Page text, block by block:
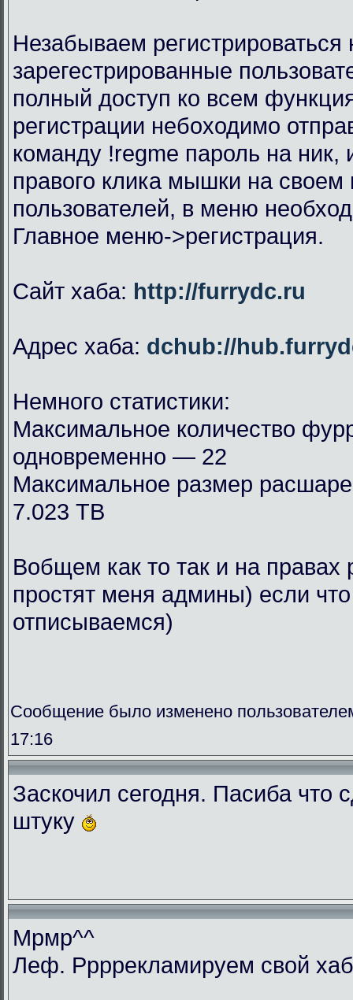
Незабываем регистрироваться
зарегестрированные
полный доступ ко всем
регистрации небоходимо
команду !regme пароль на
правого клика мышки на своем
пользователей, в меню
Главное меню->регистрация.
Сайт хаба: http://furrydc.ru
Адрес хаба: dchub://
Немного статистики:
Максимальное количество
одновременно — 22
Максимальное размер
7.023 TB
Вобщем как то так и на
простят меня админы) если
отписываемся)
Сообщение было изменено
17:16
Заскочил сегодня. Пасиба что
штуку
Мрмр^^
Леф. Ррррекламируем свой